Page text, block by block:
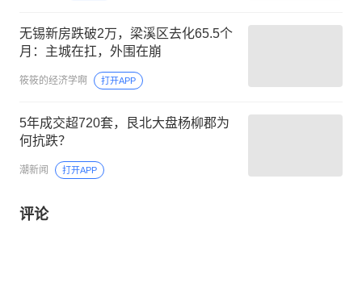
无锡新房跌破2万，梁溪区去化65.5个
月：主城在扛，外围在崩
筱筱的经济学啊 打开APP
5年成交超720套，艮北大盘杨柳郡为
何抗跌？
潮新闻 打开APP
评论